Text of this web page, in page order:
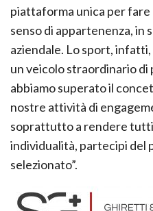
piattaforma unica per
senso di appartenenza, in
aziendale. Lo sport, infatti,
un veicolo straordinario di
abbiamo superato il
nostre attività di
soprattutto a rendere
individualità, partecipi del
selezionato”.